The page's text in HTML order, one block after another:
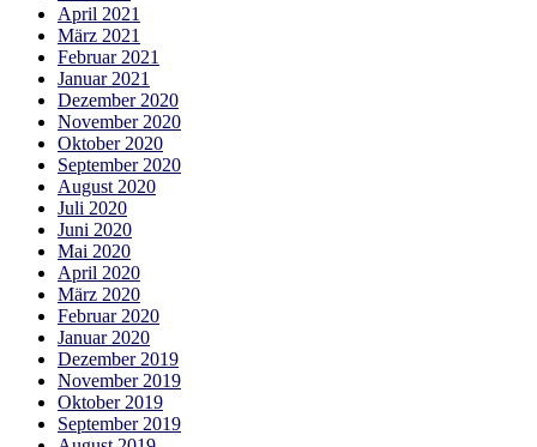
April 2021
März 2021
Februar 2021
Januar 2021
Dezember 2020
November 2020
Oktober 2020
September 2020
August 2020
Juli 2020
Juni 2020
Mai 2020
April 2020
März 2020
Februar 2020
Januar 2020
Dezember 2019
November 2019
Oktober 2019
September 2019